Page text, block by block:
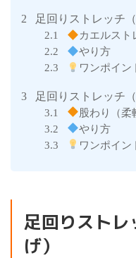
2 足回りストレッチ
2.1 カエルスト
2.2 やり方
2.3 ワンポイン
3 足回りストレッチ（
3.1 股わり（柔
3.2 やり方
3.3 ワンポイン
足回りスト
げ）